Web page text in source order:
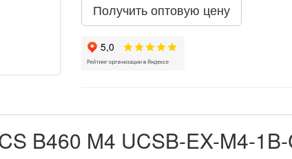
Получить оптовую цену
B460 M4 UCSB-EX-M4-